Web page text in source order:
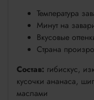
Температура
Минут на
Вкусовые
Страна
Состав: гибискус,
кусочки ананаса,
маслами